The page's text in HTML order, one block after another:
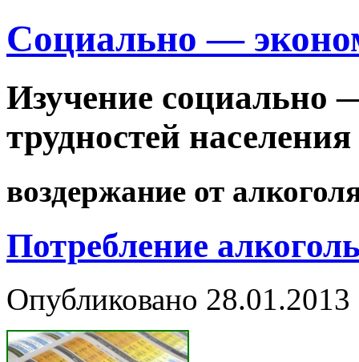
Cоциально —
Изучение социально
трудностей населения
воздержание от
Потребление
Опубликовано 28.01.2013